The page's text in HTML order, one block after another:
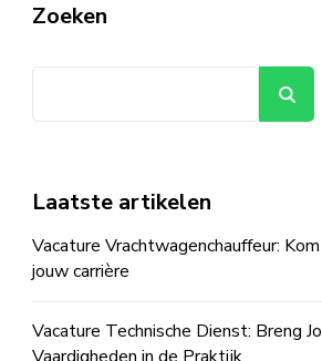
Zoeken
Laatste artikelen
Vacature Vrachtwagenchauffeur:
jouw carrière
Vacature Technische Dienst: Breng